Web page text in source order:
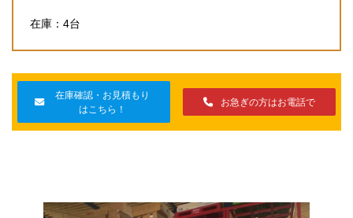
在庫：4台
在庫確認・お見積もり
はこちら！
お急ぎの方はお電話で